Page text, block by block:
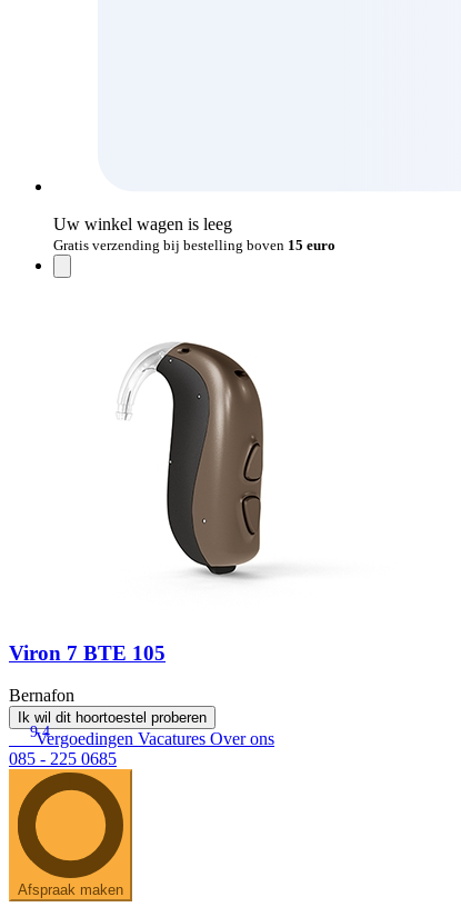
Uw winkel wagen is leeg
Gratis verzending bij bestelling boven 15 euro
Viron 7 BTE 105
Bernafon
Ik wil dit hoortoestel proberen
9.4
Vergoedingen Vacatures Over ons
085 - 225 0685
Afspraak maken